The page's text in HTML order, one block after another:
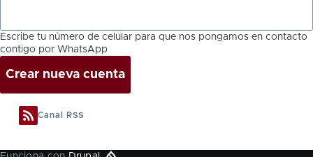
Escribe tu número de celular para que nos pongamos en contacto
contigo por WhatsApp
Canal RSS